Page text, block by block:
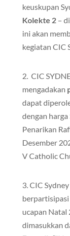
keuskupan
Kolekte 2 –
ini akan
kegiatan CIC
2. CIC
mengadakan
dapat
dengan
Penarikan
Desember
V Catholic
3. CIC
berpartisipasi
ucapan Natal
dimasukkan